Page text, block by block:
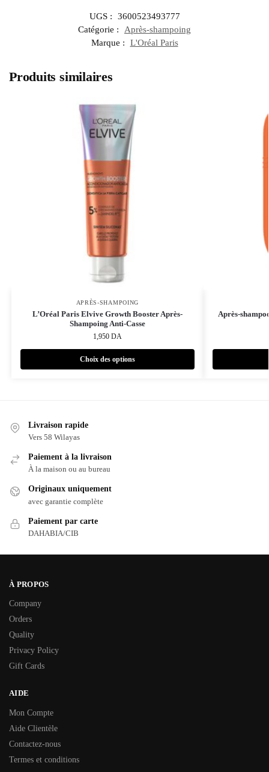
UGS :
3600523493777
Catégorie :
Après-shampoing
Marque :
L'Oréal Paris
Produits similaires
APRÈS-SHAMPOING
L’Oréal Paris Elvive Growth Booster Après-
Shampoing Anti-Casse
1,950 DA
Choix des options
Après-
Livraison rapide
Vers 58 Wilayas
Paiement à la livraison
À la maison ou au bureau
Originaux uniquement
avec garantie complète
Paiement par carte
DAHABIA/CIB
À PROPOS
Company
Orders
Quality
Privacy Policy
Gift Cards
AIDE
Mon Compte
Aide Clientèle
Contactez-nous
Termes et conditions